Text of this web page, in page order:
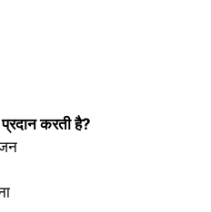
प्रदान करती है?